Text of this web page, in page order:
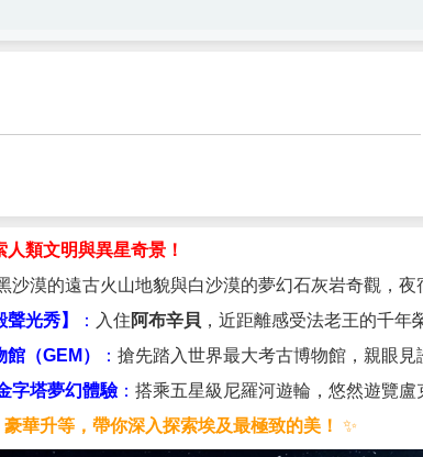
人類文明與異星奇景！
沙漠的遠古火山地貌與白沙漠的夢幻石灰岩奇觀，夜
聲光秀】 ： 入住阿布辛貝 ，近距離感受法老王的千年
（GEM） ： 搶先踏入世界最大考古博物館，親眼
字塔夢幻體驗： 搭乘五星級尼羅河遊輪，悠然遊覽
華升等，帶你深入探索埃及最極致的美！ ✨